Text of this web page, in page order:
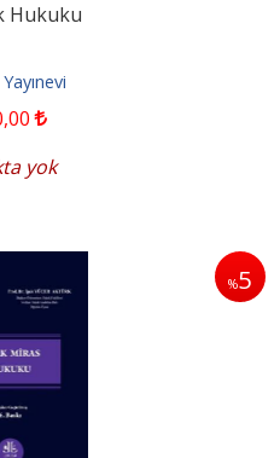
Hukuku
,00
yok
%5